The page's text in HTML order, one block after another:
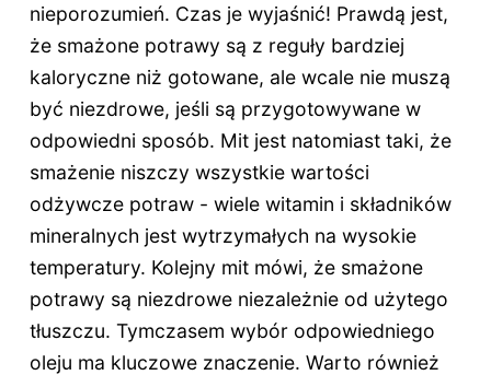
nieporozumień. Czas je wyjaśnić! Prawdą jest,
że smażone potrawy są z reguły bardziej
kaloryczne niż gotowane, ale wcale nie muszą
być niezdrowe, jeśli są przygotowywane w
odpowiedni sposób. Mit jest natomiast taki, że
smażenie niszczy wszystkie wartości
odżywcze potraw - wiele witamin i składników
mineralnych jest wytrzymałych na wysokie
temperatury. Kolejny mit mówi, że smażone
potrawy są niezdrowe niezależnie od użytego
tłuszczu. Tymczasem wybór odpowiedniego
oleju ma kluczowe znaczenie. Warto również